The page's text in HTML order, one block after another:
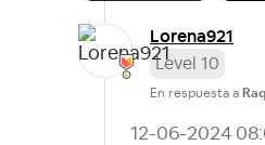
Lorena921
Level 10
En respuesta a
‎12-06-2024